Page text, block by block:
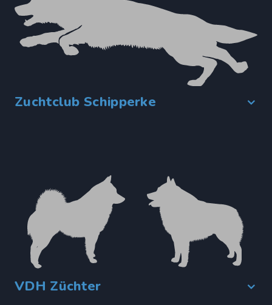
Zuchtclub Schipperke
VDH Züchter